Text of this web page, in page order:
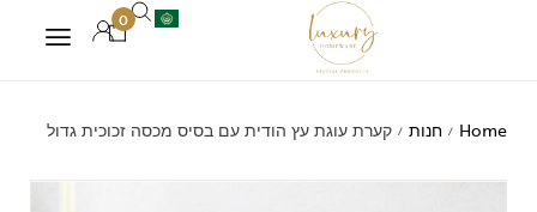
0
Home
/ חנות / קערת עוגת עץ הודית עם בסיס מכסה זכוכית גדול